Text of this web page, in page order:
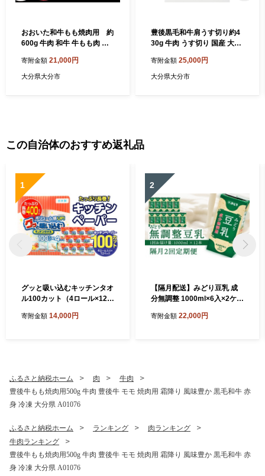
おおいた和牛もも焼肉用 約
600g 牛肉 和牛 牛もも肉 焼
おおいた和牛 大分県 A01121
寄附金額 21,000円
大分県大分市
豊後黒毛和牛肩うす切り約4
30g 牛肉 うす切り 国産 大分
赤身 黒毛和牛 A01035
寄附金額 25,000円
大分県大分市
この自治体のおすすめ返礼品
1
グッと吸い込むキッチンタオ
ル100カット（4ロール×12パ
用品 消耗品 大容量 吸収力 破
寄附金額 14,000円
2
【隔月配送】みどり豆乳 成
分無調整 1000ml×6入×2ケー
定期便 飲料 豆乳 成分無調整
寄附金額 22,000円
ふるさと納税ホーム 肉
牛肉
豊後牛もも焼肉用500g 牛肉 豊後牛 モモ 焼肉用 霜降り 風味豊か 黒毛和牛 赤
身 冷凍 大分県 A01076
ふるさと納税ホーム ランキング
肉ランキング
牛肉ランキング
豊後牛もも焼肉用500g 牛肉 豊後牛 モモ 焼肉用 霜降り 風味豊か 黒毛和牛 赤
身 冷凍 大分県 A01076